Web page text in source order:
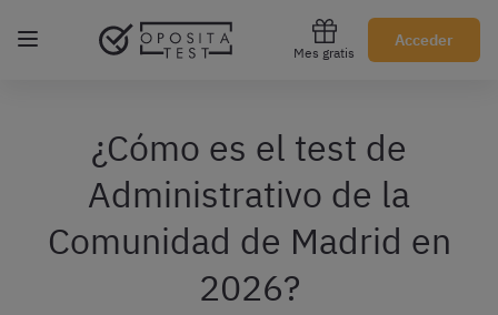
Mes gratis
Acceder
Regístrate gratis
¿Cómo es el test de
Administrativo de la
Comunidad de Madrid en
2026?